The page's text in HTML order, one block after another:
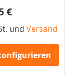
€
undVersand